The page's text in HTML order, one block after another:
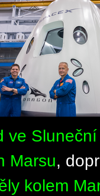
ve
Marsu,
kolem